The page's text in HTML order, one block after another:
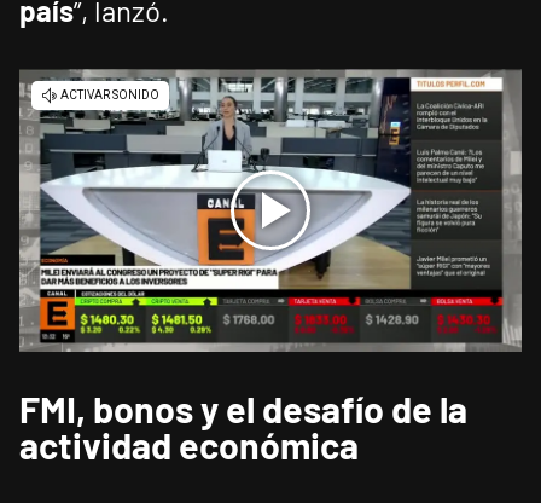
país”, lanzó.
FMI, bonos y el desafío de la
actividad económica